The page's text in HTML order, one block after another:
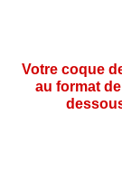
Votre coque
au format